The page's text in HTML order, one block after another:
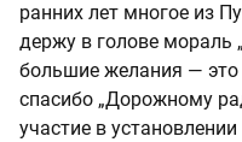
ранних лет многое из
держу в голове мораль
большие желания — это
спасибо „Дорожному
участие в